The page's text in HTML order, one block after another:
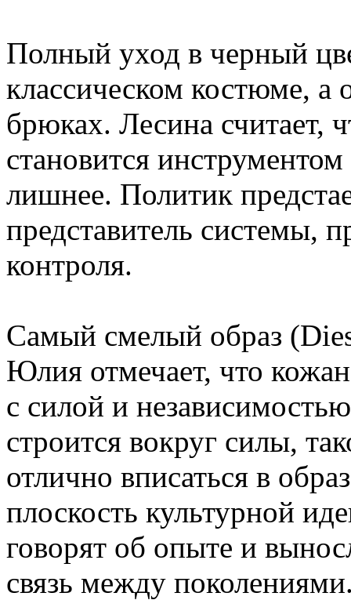
Полный уход в черный
классическом костюме,
брюках. Лесина считает,
становится
лишнее. Политик
представитель системы,
контроля.
Самый смелый образ
Юлия отмечает, что
с силой и
строится вокруг силы,
отлично вписаться в
плоскость культурной
говорят об опыте и
связь между